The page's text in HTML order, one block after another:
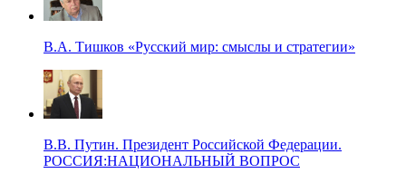
В.А. Тишков «Русский мир: смыслы и стратегии»
В.В. Путин. Президент Российской Федерации.
РОССИЯ:НАЦИОНАЛЬНЫЙ ВОПРОС